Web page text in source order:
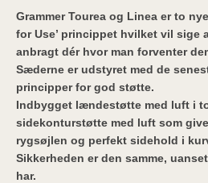
Grammer Tourea og Linea er to
for Use’ princippet hvilket vil sige
anbragt dér hvor man forventer
Sæderne er udstyret med de
principper for god støtte.
Indbygget lændestøtte med luft i
sidekonturstøtte med luft som
rygsøjlen og perfekt sidehold i
Sikkerheden er den samme,
har.